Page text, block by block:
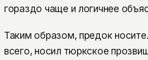
гораздо чаще и логичнее
Таким образом, предок
всего, носил тюркское